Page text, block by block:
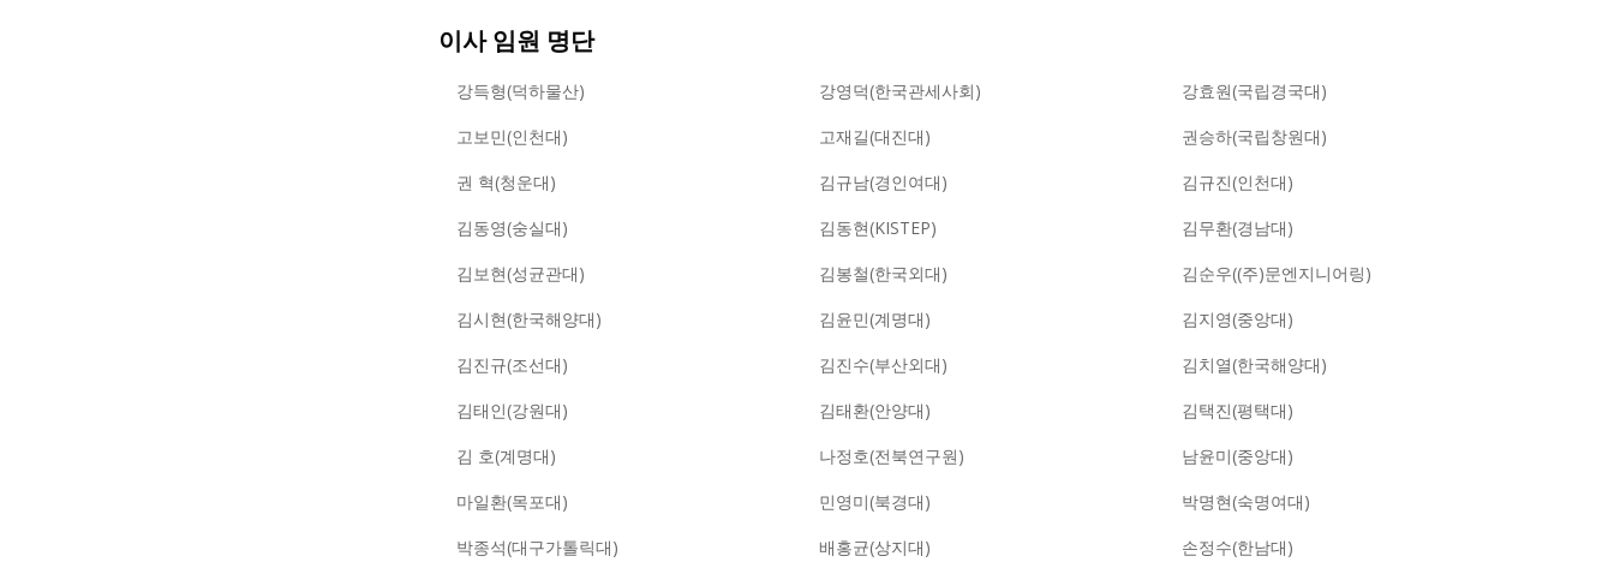
이사 임원 명단
강득형(덕하물산) 강영덕(한국관세사회)
강효원(국립경국대)
고보민(인천대)
고재길(대진대)
권승하(국립창원대)
권 혁(청운대)
김규남(경인여대)
김규진(인천대)
김동영(숭실대)
김동현(KISTEP)
김무환(경남대)
김보현(성균관대)
김봉철(한국외대)
김순우((주)문엔지니어링)
김시현(한국해양대)
김윤민(계명대)
김지영(중앙대)
김진규(조선대)
김진수(부산외대)
김치열(한국해양대)
김태인(강원대)
김태환(안양대)
김택진(평택대)
김 호(계명대)
나정호(전북연구원)
남윤미(중앙대)
마일환(목포대)
민영미(북경대)
박명현(숙명여대)
박종석(대구가톨릭대)
배홍균(상지대)
손정수(한남대)